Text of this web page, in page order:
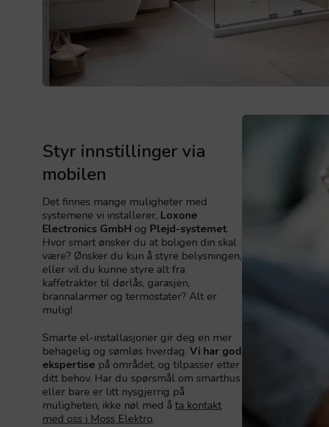
Styr innstillinger via
mobilen
Det finnes mange muligheter med
systemene vi installerer, Loxone
Electronics GmbH og Plejd-systemet.
Hvor smart ønsker du at boligen din skal
være? Ønsker du kun å styre belysningen,
eller vil du kunne styre alt fra
kaffetrakter til dørlås, garasjen,
brannalarmer og termostater? Alt er
mulig!
Smarte el-installasjoner gir deg en mer
behagelig og sømløs hverdag. Vi har god
ekspertise på området, og tilpasser etter
ditt behov. Har du spørsmål om smarthus
eller bare er litt nysgjerrig på
muligheten, ikke nøl med å ta kontakt
med oss i Moss Elektro.